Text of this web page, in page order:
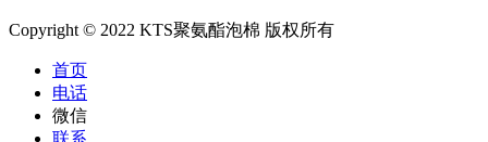
Copyright © 2022 KTS聚氨酯泡棉 版权所有
首页
电话
微信
联系